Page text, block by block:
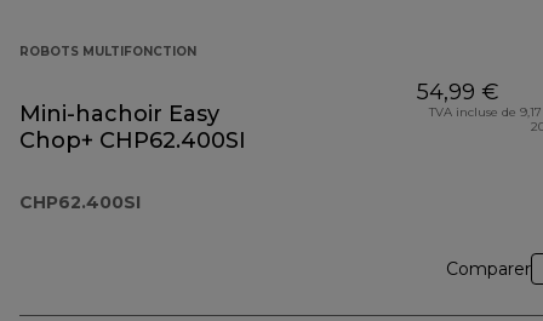
ROBOTS MULTIFONCTION
Mini-hachoir Easy
Chop+ CHP62.400SI
CHP62.400SI
54,99 €
TVA incluse de
Comparer